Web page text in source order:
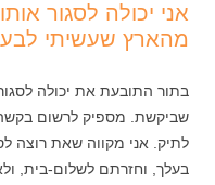
אני יכולה לסגור
מהארץ שעשיתי
בתור התובעת את יכולה
שביקשת. מספיק לרשום
לתיק. אני מקווה שאת רוצה
בעלך, וחזרתם לשלום-בית,